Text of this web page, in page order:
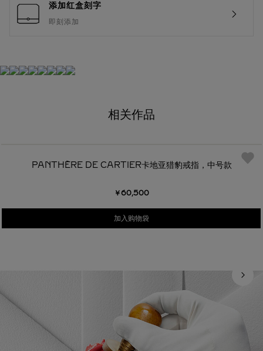
添加红盒刻字
即刻添加
相关作品
PANTHÈRE DE CARTIER卡地亚猎豹戒指，中号款
￥60,500
加入购物袋